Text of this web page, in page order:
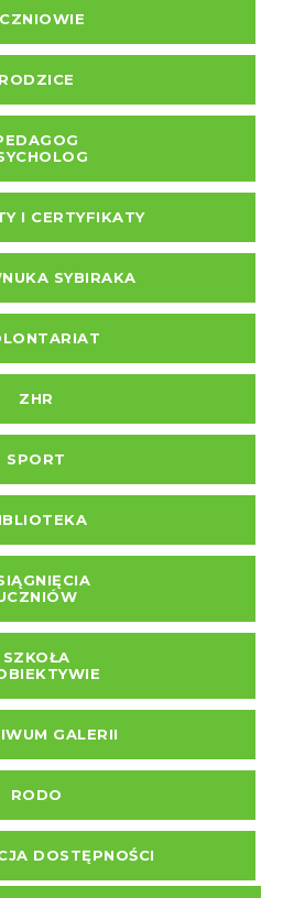
RODZICE
I CERTYFIKATY
SYBIRAKA
ZHR
SPORT
SZKOŁA
GALERII
RODO
DOSTĘPNOŚCI